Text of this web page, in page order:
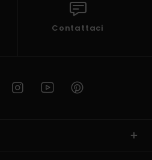
Contattaci